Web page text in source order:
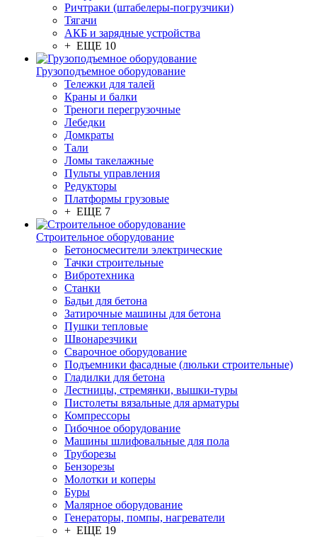
Ричтраки (штабелеры-погрузчики)
Тягачи
АКБ и зарядные устройства
+ ЕЩЕ 10
Грузоподъемное оборудование
Тележки для талей
Краны и балки
Треноги перегрузочные
Лебедки
Домкраты
Тали
Ломы такелажные
Пульты управления
Редукторы
Платформы грузовые
+ ЕЩЕ 7
Строительное оборудование
Бетоносмесители электрические
Тачки строительные
Вибротехника
Станки
Бадьи для бетона
Затирочные машины для бетона
Пушки тепловые
Швонарезчики
Сварочное оборудование
Подъемники фасадные (люльки строительные)
Гладилки для бетона
Лестницы, стремянки, вышки-туры
Пистолеты вязальные для арматуры
Компрессоры
Гибочное оборудование
Машины шлифовальные для пола
Труборезы
Бензорезы
Молотки и коперы
Буры
Малярное оборудование
Генераторы, помпы, нагреватели
+ ЕЩЕ 19